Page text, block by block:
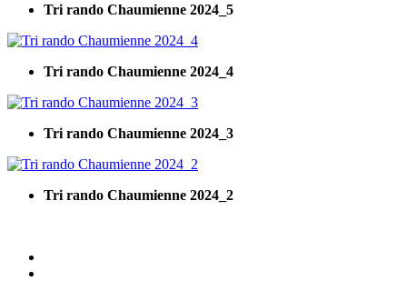
Tri rando Chaumienne 2024_5
Tri rando Chaumienne 2024_4
Tri rando Chaumienne 2024_3
Tri rando Chaumienne 2024_2